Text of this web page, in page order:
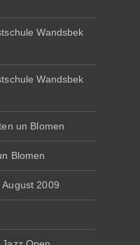
Wandsbek
Wandsbek
un Blomen
Blomen
2009